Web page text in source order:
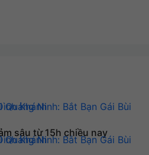
sâu từ 15h chiều nay